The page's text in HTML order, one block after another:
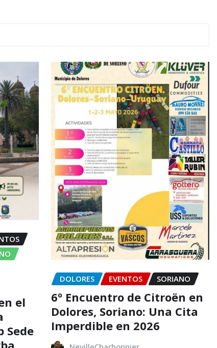
el
Sede
DOLORES EVENTOS SORIANO
6º Encuentro de Citroën en
Dolores, Soriano: Una Cita
Imperdible en 2026